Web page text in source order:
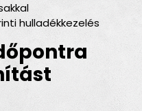
hulladékkezelés